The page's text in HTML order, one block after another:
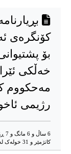
کۆنگرەی
بۆ
خەڵکی
مەحکووم
رژیمی
کاتژمێر و 31 خوله‌ک له‌مه‌وپێش‌